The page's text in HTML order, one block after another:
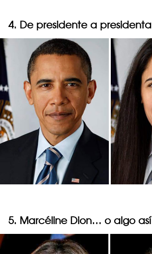
4. De presidente a presidenta
5. Marcéline Dion… o algo así